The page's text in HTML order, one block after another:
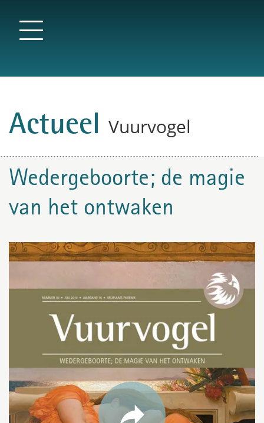
Actueel Vuurvogel
Wedergeboorte; de magie
van het ontwaken